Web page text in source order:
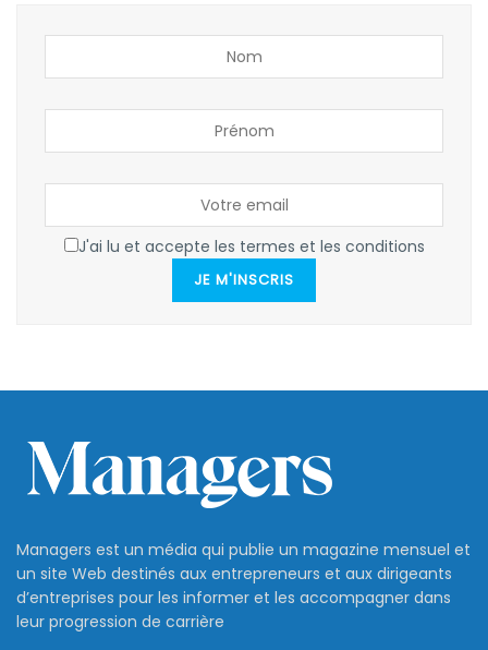
J'ai lu et accepte les termes et les conditions
JE M'INSCRIS
Managers est un média qui publie un magazine mensuel et
un site Web destinés aux entrepreneurs et aux dirigeants
d’entreprises pour les informer et les accompagner dans
leur progression de carrière